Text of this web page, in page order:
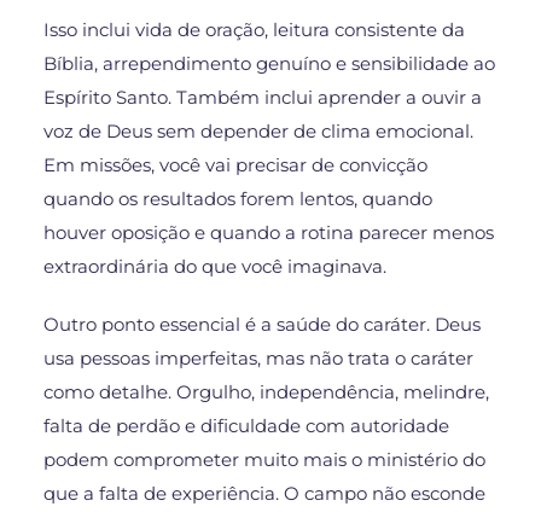
Isso inclui vida de oração, leitura consistente da
Bíblia, arrependimento genuíno e sensibilidade ao
Espírito Santo. Também inclui aprender a ouvir a
voz de Deus sem depender de clima emocional.
Em missões, você vai precisar de convicção
quando os resultados forem lentos, quando
houver oposição e quando a rotina parecer menos
extraordinária do que você imaginava.
Outro ponto essencial é a saúde do caráter. Deus
usa pessoas imperfeitas, mas não trata o caráter
como detalhe. Orgulho, independência, melindre,
falta de perdão e dificuldade com autoridade
podem comprometer muito mais o ministério do
que a falta de experiência. O campo não esconde